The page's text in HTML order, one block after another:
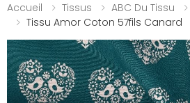
Accueil
Tissus ABC Du Tissu
Tissu Amor Coton 57fils Canard